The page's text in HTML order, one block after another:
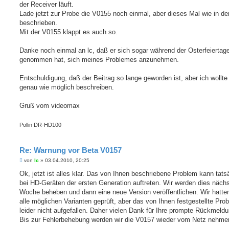
der Receiver läuft.
Lade jetzt zur Probe die V0155 noch einmal, aber dieses Mal wie in
beschrieben.
Mit der V0155 klappt es auch so.
Danke noch einmal an lc, daß er sich sogar während der
genommen hat, sich meines Problemes anzunehmen.
Entschuldigung, daß der Beitrag so lange geworden ist, aber ich
genau wie möglich beschreiben.
Gruß vom videomax
Pollin DR-HD100
Re: Warnung vor Beta V0157
B
i
r
a
von lc » 03.04.2010, 20:25
Ok, jetzt ist alles klar. Das von Ihnen beschriebene Problem kann
bei HD-Geräten der ersten Generation auftreten. Wir werden dies
Woche beheben und dann eine neue Version veröffentlichen. Wir
alle möglichen Varianten geprüft, aber das von Ihnen festgestellte
leider nicht aufgefallen. Daher vielen Dank für Ihre prompte
Bis zur Fehlerbehebung werden wir die V0157 wieder vom Netz